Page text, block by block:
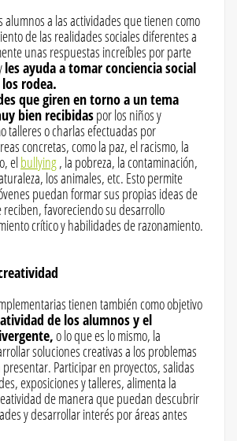
alumnos a las actividades que tienen como
de las realidades sociales diferentes a
unas respuestas increíbles por parte
les ayuda a tomar conciencia social
rodea.
que giren en torno a un tema
bien recibidaspor los niños y
talleres o charlas efectuadas por
concretas, como la paz, el racismo, la
elbullying, la pobreza, la contaminación,
los animales, etc. Esto permite
puedan formar sus propias ideas de
favoreciendo su desarrollo
crítico y habilidades de razonamiento.
tienen también como objetivo
de los alumnos y el
o lo que es lo mismo, la
soluciones creativas a los problemas
Participar en proyectos, salidas
exposiciones y talleres, alimenta la
de manera que puedan descubrir
y desarrollar interés por áreas antes